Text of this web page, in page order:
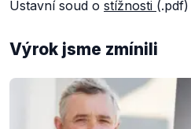
Ústavní soud o stížnosti
Výrok jsme zmínili